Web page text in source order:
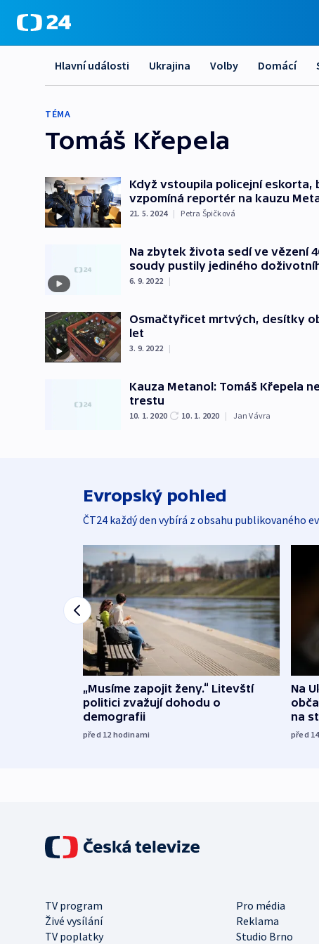
Hlavní události Ukrajina Volby Domácí
TÉMA
Tomáš Křepela
Když vstoupila policejní eskorta,
vzpomíná reportér na kauzu
21. 5. 2024 | Petra Špičková
Na zbytek života sedí ve vězení
soudy pustily jediného
6. 9. 2022 |
Osmačtyřicet mrtvých, desítky
let
3. 9. 2022 |
Kauza Metanol: Tomáš Křepela
trestu
10. 1. 2020 10. 1. 2020 | Jan Vávra
Evropský pohled
ČT24 každý den vybírá z obsahu publikovaného
„Musíme zapojit ženy.“ Litevští
politici zvažují dohodu o
demografii
před 12 hodinami
Na
na
před 14
TV program
Pro média
Živé vysílání
Reklama
TV poplatky
Studio Brno